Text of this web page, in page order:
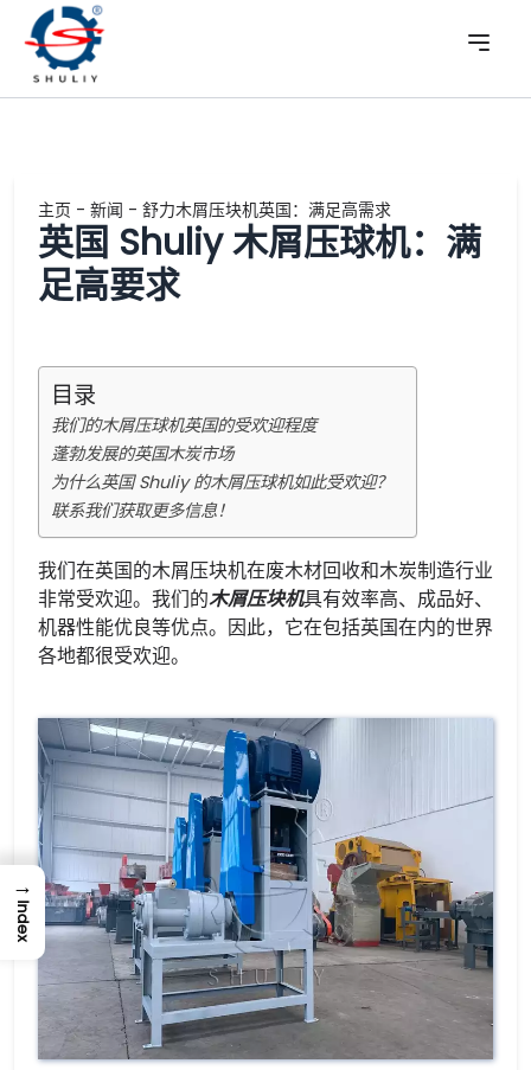
主页 - 新闻 - 舒力木屑压块机英国：满足高需求
英国 Shuliy 木屑压球机：满
足高要求
目录
我们的木屑压球机英国的受欢迎程度
蓬勃发展的英国木炭市场
为什么英国 Shuliy 的木屑压球机如此受欢迎？
联系我们获取更多信息！
我们在英国的木屑压块机在废木材回收和木炭制造行业
非常受欢迎。我们的木屑压块机具有效率高、成品好、
机器性能优良等优点。因此，它在包括英国在内的世界
各地都很受欢迎。
→
Index